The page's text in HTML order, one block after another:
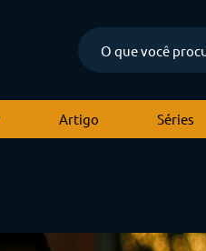
Artigo Séries